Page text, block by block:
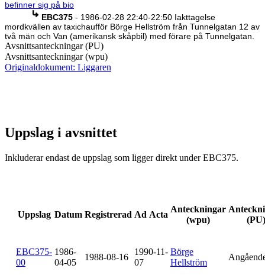
befinner sig på bio
EBC375 - 1986-02-28 22:40-22:50 Iakttagelse
mordkvällen av taxichaufför Börge Hellström från Tunnelgatan 12 av
två män och Van (amerikansk skåpbil) med förare på Tunnelgatan.
Avsnittsanteckningar (PU)
Avsnittsanteckningar (wpu)
Originaldokument: Liggaren
Uppslag i avsnittet
Inkluderar endast de uppslag som ligger direkt under EBC375.
Uppslag Datum Registrerad Ad Acta
Anteckningar
(wpu)
(PU)
EBC375-
00
1986-
04-05
1988-08-16
1990-11-
07
Börge
Hellström